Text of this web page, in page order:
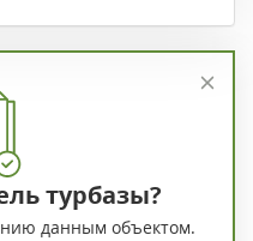
турбазы?
данным объектом.